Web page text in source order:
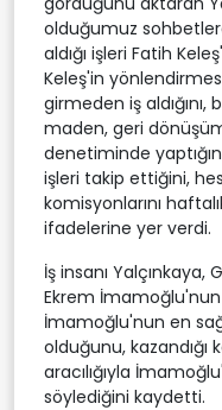
olduğumuz
aldığı işleri Fatih
Keleş'in
girmeden iş
maden, geri
denetiminde
işleri takip ettiğini,
komisyonlarını
ifadelerine yer verdi.
İş insanı
Ekrem
İmamoğlu'nun en
olduğunu, kazandığı
aracılığıyla
söylediğini kaydetti.